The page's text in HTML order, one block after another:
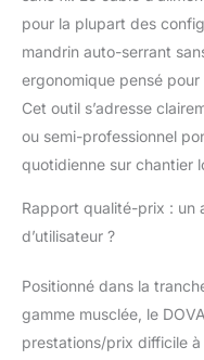
pour la plupart des
mandrin auto-serrant
ergonomique pensé
Cet outil s’adresse
ou semi-professionnel
quotidienne sur chantier
Rapport qualité-prix : un
d’utilisateur ?
Positionné dans la
gamme musclée, le
prestations/prix difficile